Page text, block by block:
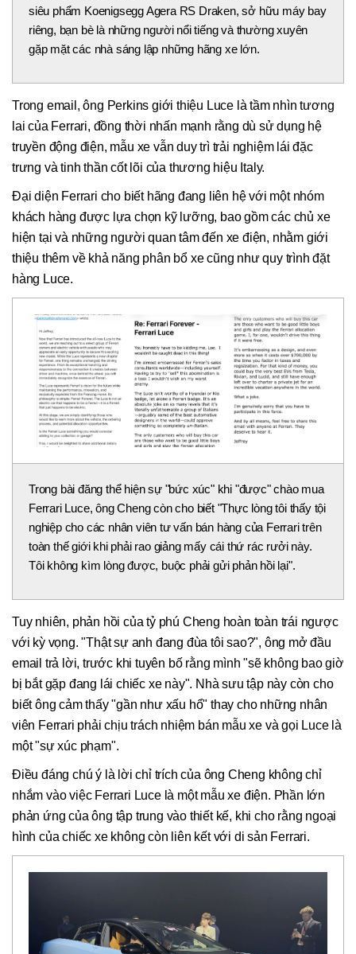
siêu phẩm Koenigsegg Agera RS Draken, sở hữu máy bay
riêng, bạn bè là những người nổi tiếng và thường xuyên
gặp mặt các nhà sáng lập những hãng xe lớn.
Trong email, ông Perkins giới thiệu Luce là tầm nhìn tương
lai của Ferrari, đồng thời nhấn mạnh rằng dù sử dụng hệ
truyền động điện, mẫu xe vẫn duy trì trải nghiệm lái đặc
trưng và tinh thần cốt lõi của thương hiệu Italy.
Đại diện Ferrari cho biết hãng đang liên hệ với một nhóm
khách hàng được lựa chọn kỹ lưỡng, bao gồm các chủ xe
hiện tại và những người quan tâm đến xe điện, nhằm giới
thiệu thêm về khả năng phân bổ xe cũng như quy trình đặt
hàng Luce.
Trong bài đăng thể hiện sự "bức xúc" khi "được" chào mua
Ferrari Luce, ông Cheng còn cho biết "Thực lòng tôi thấy tội
nghiệp cho các nhân viên tư vấn bán hàng của Ferrari trên
toàn thế giới khi phải rao giảng mấy cái thứ rác rưởi này.
Tôi không kìm lòng được, buộc phải gửi phản hồi lại".
Tuy nhiên, phản hồi của tỷ phú Cheng hoàn toàn trái ngược
với kỳ vọng. "Thật sự anh đang đùa tôi sao?", ông mở đầu
email trả lời, trước khi tuyên bố rằng mình "sẽ không bao giờ
bị bắt gặp đang lái chiếc xe này". Nhà sưu tập này còn cho
biết ông cảm thấy "gần như xấu hổ" thay cho những nhân
viên Ferrari phải chịu trách nhiệm bán mẫu xe và gọi Luce là
một "sự xúc phạm".
Điều đáng chú ý là lời chỉ trích của ông Cheng không chỉ
nhắm vào việc Ferrari Luce là một mẫu xe điện. Phần lớn
phản ứng của ông tập trung vào thiết kế, khi cho rằng ngoại
hình của chiếc xe không còn liên kết với di sản Ferrari.